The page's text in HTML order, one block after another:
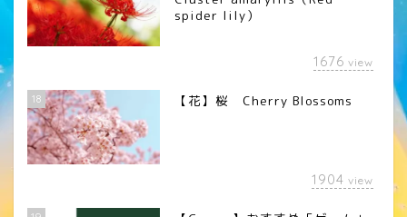
spider lily）
1676 view
18 【花】桜 Cherry Blossoms
1904 view